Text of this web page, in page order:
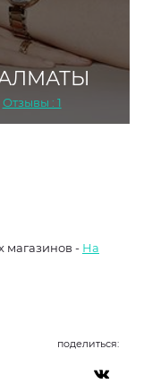
АЛМАТЫ
Отзывы : 1
магазинов - На
поделиться: